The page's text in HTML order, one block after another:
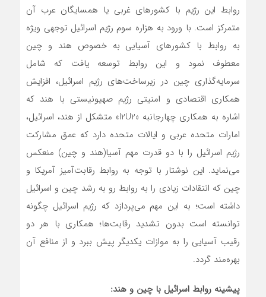
روابط این رژیم با کشورهای غربی یا همسایگان عرب آن
متمرکز است. با ورود به هزاره سوم رژیم اسرائیل توجهی ویژه
به روابط با کشورهای آسیایی به خصوص هند و چین
معطوف نمود و این روابط توسعه یافت که شامل
سرمایه‌گذاری چین در زیرساخت‌های رژیم اسرائیل، افزایش
همکاری اقتصادی و امنیتی رژیم صهیونیستی با هند که
اشاره به همکاری چهارجانبه «I2U2» متشکل از هند، اسرائیل،
امارات متحده عربی و ایالات متحده دارد که عمق مشارکت
رژیم اسرائیل را با دو قدرت مهم آسیا(هند و چین) منعکس
می‌نماید. این نوشتار با توجه به روابط رقابت‌آمیز آمریکا و
چین که انتقادات زیادی را به روابط رو به رشد چین و اسرائیل
داشته است؛ به این مهم می‌پردازد که رژیم اسرائیل چگونه
توانسته است بدون تشدید رقابت‌ها؛ همکاری با هر دو
رقیب آسیایی را به موازات یکدیگر پیش ببرد و از منافع آن
بهره‌مند گردد.
پیشینه روابط اسرائیل با چین و هند: